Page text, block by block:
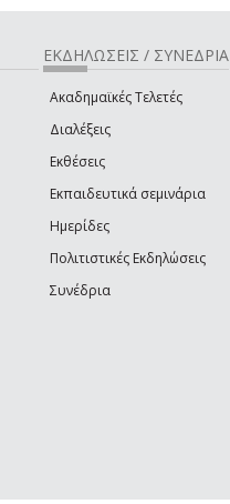
ΕΚΔΗΛΩΣΕΙΣ / ΣΥΝΕΔΡΙΑ
Ακαδημαϊκές Τελετές
Διαλέξεις
Εκθέσεις
Εκπαιδευτικά σεμινάρια
Ημερίδες
Πολιτιστικές Εκδηλώσεις
Συνέδρια